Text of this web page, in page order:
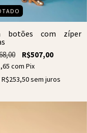
botões com zíper
R$507,00
com Pix
R$253,50sem juros